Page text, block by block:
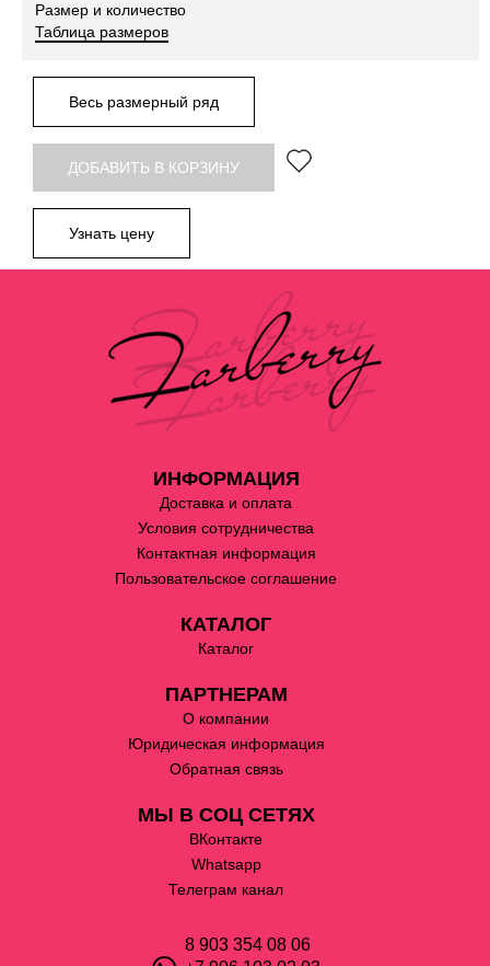
Размер и количество
Таблица размеров
Весь размерный ряд
ДОБАВИТЬ В КОРЗИНУ
Узнать цену
ИНФОРМАЦИЯ
Доставка и оплата
Условия сотрудничества
Контактная информация
Пользовательское соглашение
КАТАЛОГ
Каталог
ПАРТНЕРАМ
О компании
Юридическая информация
Обратная связь
МЫ В СОЦ СЕТЯХ
ВКонтакте
Whatsapp
Телеграм канал
8 903 354 08 06